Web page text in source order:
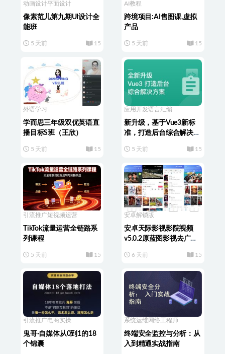
动画设计平面设计
像素范儿第九期UI设计全
能班
5 天前 15
AI教程
跨境项目:AI售图课,虚拟
产品
5 天前 15
外语学习
学而思三年级双优英语直
播目标S班（王欣）
5 天前 15
应用开发语言汇编
新升级，基于Vue3新标
准，打造后台综合解决方
5 天前 15
引流推广短视频运营
TikTok流量运营全链路系
列课程
5 天前 15
安卓解锁版
安卓天际影视影院视频
v5.0.2原蓝图影视去广告
6 天前 15
引流推广电商实操
鬼哥·自媒体从0到1的18
个锦囊
系统运维 网络工程师
终端安全监控与分析：从
入到精通实战指南